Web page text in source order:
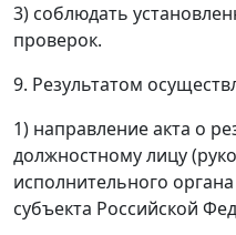
3) соблюдать
проверок.
9. Результатом
1) направление акта о
должностному лицу
исполнительного
субъекта Российской